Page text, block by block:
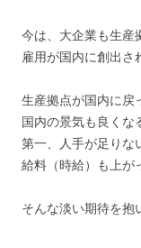
今は、大企業も生産
雇用が国内に創出さ
生産拠点が国内に戻
国内の景気も良くな
第一、人手が足りな
給料（時給）も上が
そんな淡い期待を抱